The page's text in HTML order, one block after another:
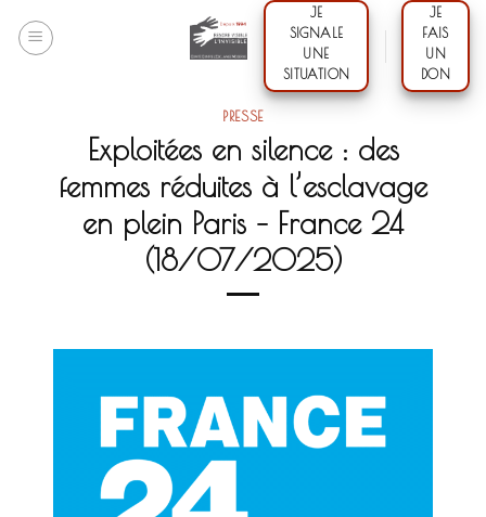
JE
SIGNALE
UNE
SITUATION
JE
FAIS
UN
DON
PRESSE
Exploitées en silence : des
femmes réduites à l’esclavage
en plein Paris – France 24
(18/07/2025)